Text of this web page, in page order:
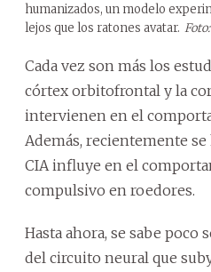
humanizados, un modelo
lejos que los ratones avatar.
Cada vez son más los
córtex orbitofrontal y la
intervienen en el
Además, recientemente
CIA influye en el
compulsivo en roedores.
Hasta ahora, se sabe poco
del circuito neural que